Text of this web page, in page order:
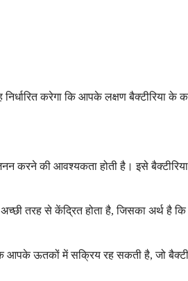
करेगा कि आपके लक्षण बैक्टीरिया
करने की आवश्यकता होती है। इसे
तरह से केंद्रित होता है, जिसका अर्थ
ऊतकों में सक्रिय रह सकती है, जो